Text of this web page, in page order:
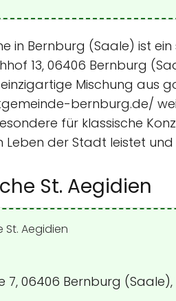
in Bernburg (Saale) ist
13, 06406 Bernburg
Mischung aus
bernburg.de/
für klassische
Leben der Stadt leistet
St. Aegidien
7, 06406 Bernburg